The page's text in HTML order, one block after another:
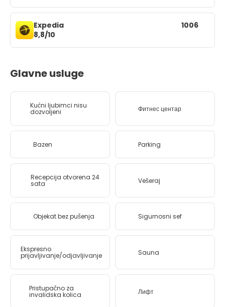
Expedia
8,8/10
1006
Glavne usluge
Kućni ljubimci nisu
dozvoljeni Фитнес центар
Bazen Parking
Recepcija otvorena 24
sata Vešeraj
Objekat bez pušenja Sigurnosni sef
Ekspresno
prijavljivanje/odjavljivanje Sauna
Pristupačno za
invalidska kolica Лифт